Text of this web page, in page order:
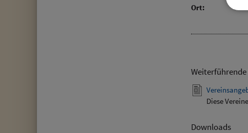
Ort:
Weiterführende
Diese
Downloads